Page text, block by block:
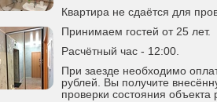
Квартира не сдаётся для
Принимаем гостей от 25 лет.
Расчётный час - 12:00.
При заезде необходимо
рублей. Вы получите
проверки состояния